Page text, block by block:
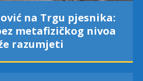
na Trgu pjesnika:
metafizičkog nivoa
razumjeti